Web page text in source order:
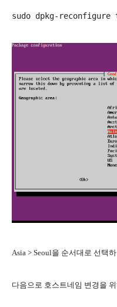
Asia > Seoul을 순서대로 선택
다음으로 호스트네임 변경을